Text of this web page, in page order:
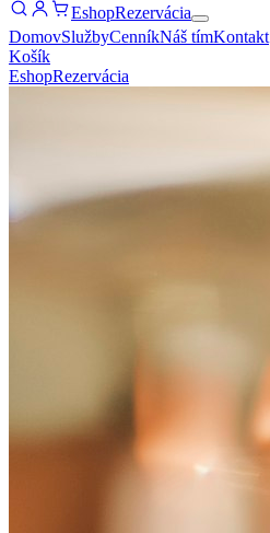
EshopRezervácia
DomovSlužbyCenníkNáš tímKontakt
Košík
EshopRezervácia